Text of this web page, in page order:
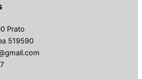
Prato
519590